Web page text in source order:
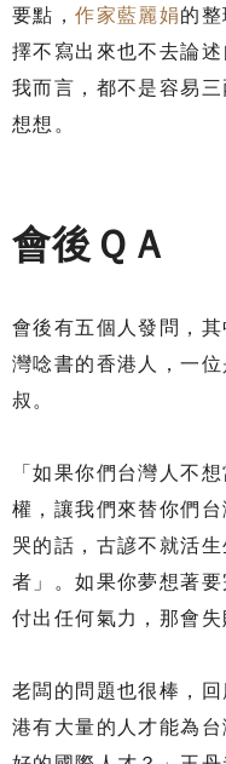
要點，作家藍麗娟的
擇不寫出來也不去論
我而言，都不是容易
想想。
會後ＱＡ
會後有五個人發問，
灣唸書的香港人，一
叔。
「如果你們台灣人不
權，讓我們來替你們
哭的話，古諺不就活
者」。如果你夢想著
付出任何氣力，那會失
老闆的問題也很棒，
港有大量的人才能為